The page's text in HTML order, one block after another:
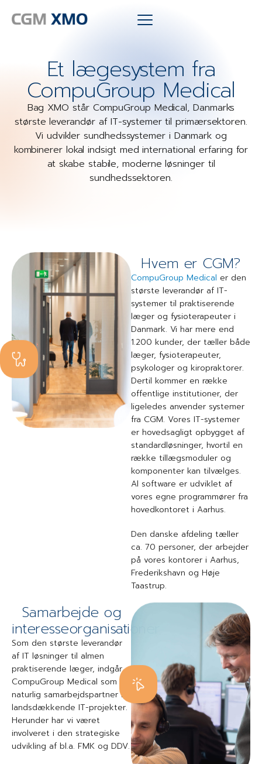
Et lægesystem fra
CompuGroup Medical
Bag XMO står CompuGroup Medical, Danmarks
største leverandør af IT-systemer til primærsektoren.
Vi udvikler sundhedssystemer i Danmark og
kombinerer lokal indsigt med international erfaring for
at skabe stabile, moderne løsninger til
sundhedssektoren.
Hvem er CGM?
CompuGroup Medical er den
største leverandør af IT-
systemer til praktiserende
læger og fysioterapeuter i
Danmark. Vi har mere end
1.200 kunder, der tæller både
læger, fysioterapeuter,
psykologer og kiropraktorer.
Dertil kommer en række
offentlige institutioner, der
ligeledes anvender systemer
fra CGM. Vores IT-systemer
er hovedsagligt opbygget af
standardløsninger, hvortil en
række tillægsmoduler og
komponenter kan tilvælges.
Al software er udviklet af
vores egne programmører fra
hovedkontoret i Aarhus.
Den danske afdeling tæller
ca. 70 personer, der arbejder
på vores kontorer i Aarhus,
Frederikshavn og Høje
Taastrup.
Samarbejde og
interesseorganisationer
Som den største leverandør
af IT løsninger til almen
praktiserende læger, indgår
CompuGroup Medical som
naturlig samarbejdspartner i
landsdækkende IT-projekter.
Herunder har vi været
involveret i den strategiske
udvikling af bl.a. FMK og DDV.